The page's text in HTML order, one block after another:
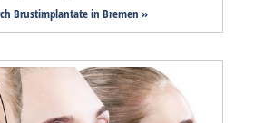
Brustimplantate in Bremen »